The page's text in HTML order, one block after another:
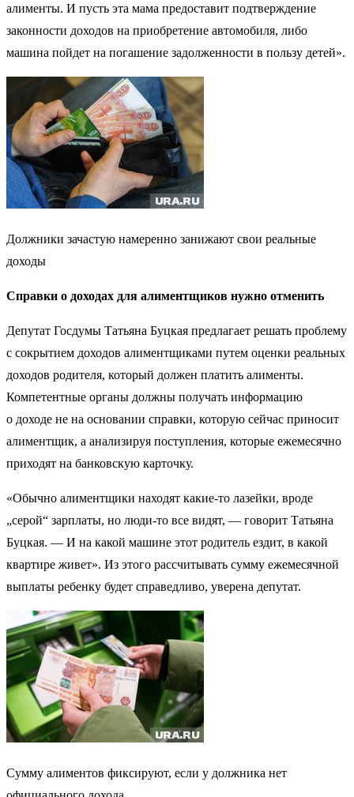
алименты. И пусть эта мама предоставит подтверждение
законности доходов на приобретение автомобиля, либо
машина пойдет на погашение задолженности в пользу детей».
Должники зачастую намеренно занижают свои реальные
доходы
Справки о доходах для алиментщиков нужно отменить
Депутат Госдумы Татьяна Буцкая предлагает решать проблему
с сокрытием доходов алиментщиками путем оценки реальных
доходов родителя, который должен платить алименты.
Компетентные органы должны получать информацию
о доходе не на основании справки, которую сейчас приносит
алиментщик, а анализируя поступления, которые ежемесячно
приходят на банковскую карточку.
«Обычно алиментщики находят какие-то лазейки, вроде
„серой“ зарплаты, но люди-то все видят, — говорит Татьяна
Буцкая. — И на какой машине этот родитель ездит, в какой
квартире живет». Из этого рассчитывать сумму ежемесячной
выплаты ребенку будет справедливо, уверена депутат.
Сумму алиментов фиксируют, если у должника нет